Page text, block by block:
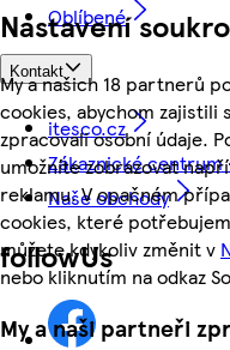
Nastavení
My a našich 18 partnerů
cookies, abychom zajistili
zpracovali osobní údaje.
umožníte zobrazovat
reklamu. V opačném
cookies, které
můžete kdykoliv změnit v
nebo kliknutím na odkaz
My a naši partneři
Oblíbené
Kontakt
itesco.cz
Zákaznické
Naše obchody
followUs